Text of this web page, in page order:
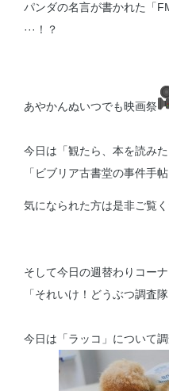
パンダの名言が書かれた「
···！？
あやかんぬいつでも映画祭
今日は「観たら、本を読み
「ビブリア古書堂の事件手
気になられた方は是非ご覧
そして今日の週替わりコー
「それいけ！どうぶつ調査隊
今日は「ラッコ」について調